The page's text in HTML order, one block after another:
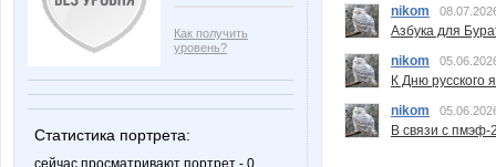
Как получить
уровень?
Статистика портрета:
сейчас просматривают портрет - 0
nikom
Азбука для
nikom
К Дню русского
nikom
В связи с пмэф-